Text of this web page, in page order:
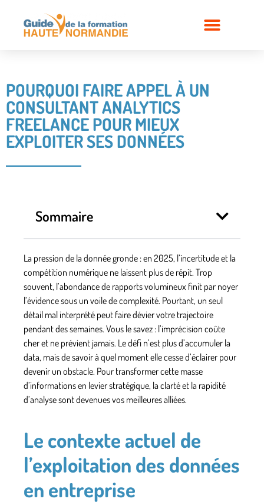
POURQUOI FAIRE APPEL À UN
CONSULTANT ANALYTICS
FREELANCE POUR MIEUX
EXPLOITER SES DONNÉES
Sommaire
La pression de la donnée gronde : en 2025, l’incertitude et la
compétition numérique ne laissent plus de répit. Trop
souvent, l’abondance de rapports volumineux finit par noyer
l’évidence sous un voile de complexité. Pourtant, un seul
détail mal interprété peut faire dévier votre trajectoire
pendant des semaines. Vous le savez : l’imprécision coûte
cher et ne prévient jamais. Le défi n’est plus d’accumuler la
data, mais de savoir à quel moment elle cesse d’éclairer pour
devenir un obstacle. Pour transformer cette masse
d’informations en levier stratégique, la clarté et la rapidité
d’analyse sont devenues vos meilleures alliées.
Le contexte actuel de
l’exploitation des données
en entreprise